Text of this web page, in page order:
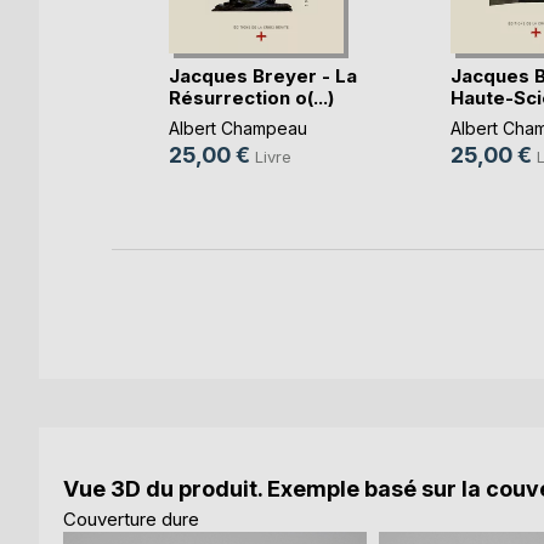
Jacques Breyer - La
Résurrection o(...)
Albert Champeau
25,00 € Livre
Jacques
Haute-
Albert
25,00 €
Vue 3D du produit. Exemple basé sur la
Couverture dure